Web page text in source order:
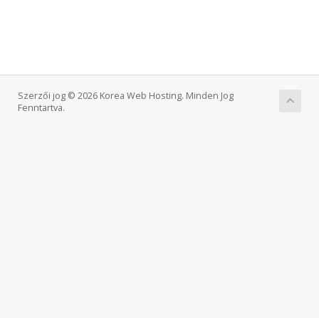
Szerzői jog © 2026 Korea Web Hosting. Minden Jog
Fenntartva.